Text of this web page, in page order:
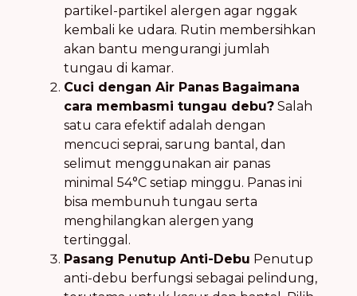
partikel-partikel alergen agar nggak
kembali ke udara. Rutin membersihkan
akan bantu mengurangi jumlah
tungau di kamar.
Cuci dengan Air Panas Bagaimana
cara membasmi tungau debu? Salah
satu cara efektif adalah dengan
mencuci seprai, sarung bantal, dan
selimut menggunakan air panas
minimal 54°C setiap minggu. Panas ini
bisa membunuh tungau serta
menghilangkan alergen yang
tertinggal.
Pasang Penutup Anti-Debu Penutup
anti-debu berfungsi sebagai pelindung,